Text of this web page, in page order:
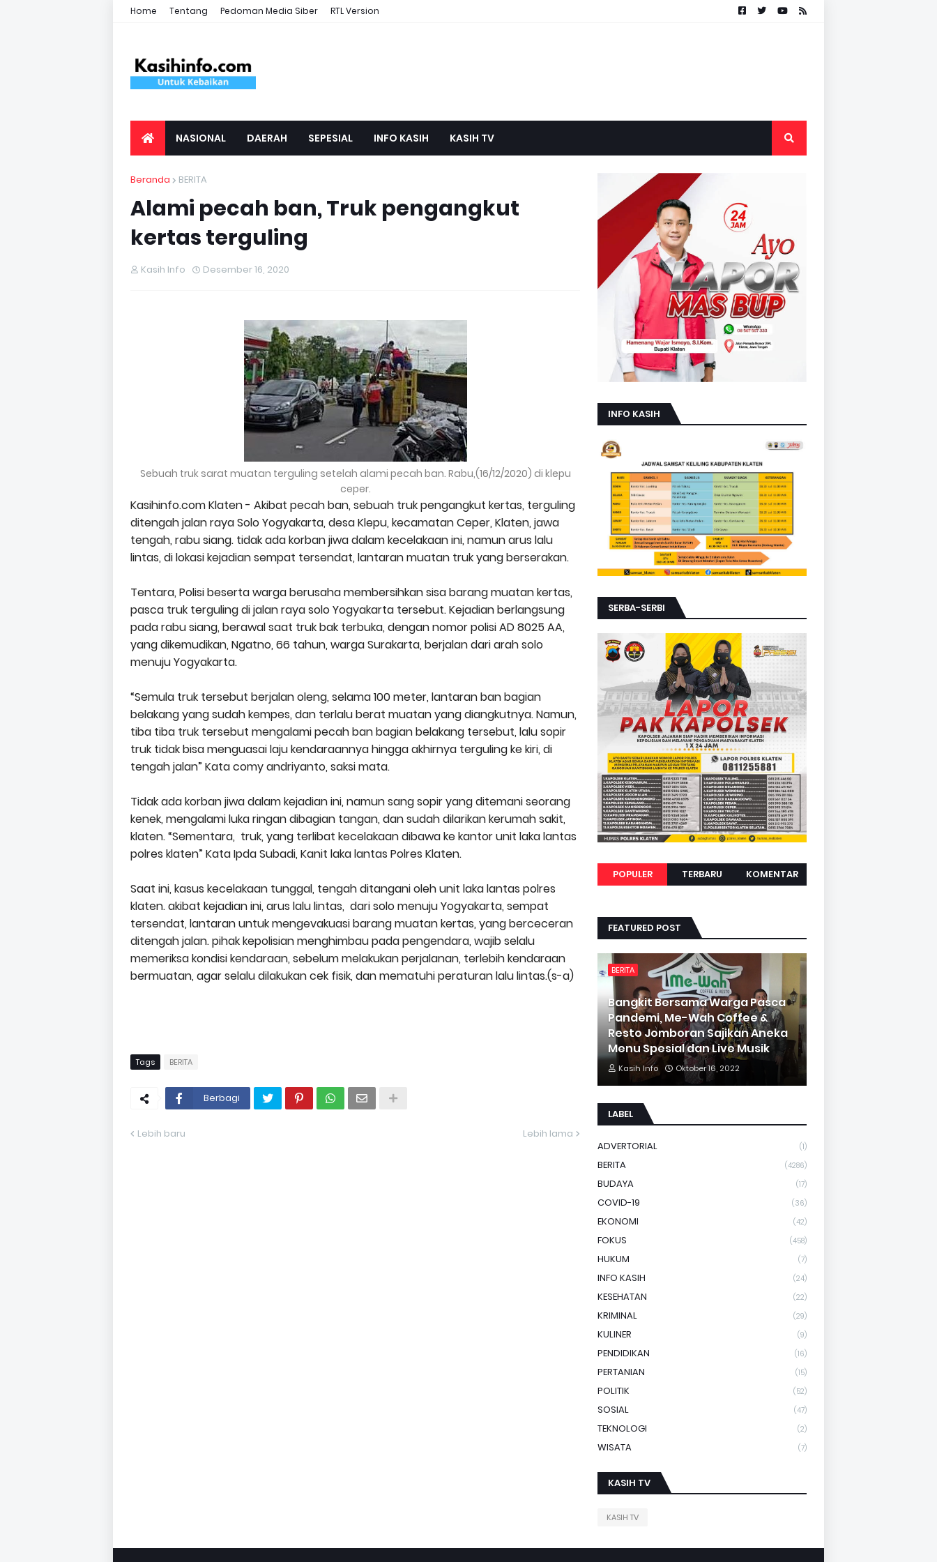
Home Tentang Pedoman Media Siber RTL Version
NASIONAL DAERAH SEPESIAL INFO KASIH KASIH TV
Beranda BERITA
Alami pecah ban, Truk pengangkut
kertas terguling
Kasih Info Desember 16, 2020
Sebuah truk sarat muatan terguling setelah alami pecah ban. Rabu,(16/12/2020) di klepu
ceper.
Kasihinfo.com Klaten - Akibat pecah ban, sebuah truk pengangkut kertas, terguling
ditengah jalan raya Solo Yogyakarta, desa Klepu, kecamatan Ceper, Klaten, jawa
tengah, rabu siang. tidak ada korban jiwa dalam kecelakaan ini, namun arus lalu
lintas, di lokasi kejadian sempat tersendat, lantaran muatan truk yang berserakan.
Tentara, Polisi beserta warga berusaha membersihkan sisa barang muatan kertas,
pasca truk terguling di jalan raya solo Yogyakarta tersebut. Kejadian berlangsung
pada rabu siang, berawal saat truk bak terbuka, dengan nomor polisi AD 8025 AA,
yang dikemudikan, Ngatno, 66 tahun, warga Surakarta, berjalan dari arah solo
menuju Yogyakarta.
“Semula truk tersebut berjalan oleng, selama 100 meter, lantaran ban bagian
belakang yang sudah kempes, dan terlalu berat muatan yang diangkutnya. Namun,
tiba tiba truk tersebut mengalami pecah ban bagian belakang tersebut, lalu sopir
truk tidak bisa menguasai laju kendaraannya hingga akhirnya terguling ke kiri, di
tengah jalan” Kata comy andriyanto, saksi mata.
Tidak ada korban jiwa dalam kejadian ini, namun sang sopir yang ditemani seorang
kenek, mengalami luka ringan dibagian tangan, dan sudah dilarikan kerumah sakit,
klaten. “Sementara, truk, yang terlibat kecelakaan dibawa ke kantor unit laka lantas
polres klaten” Kata Ipda Subadi, Kanit laka lantas Polres Klaten.
Saat ini, kasus kecelakaan tunggal, tengah ditangani oleh unit laka lantas polres
klaten. akibat kejadian ini, arus lalu lintas, dari solo menuju Yogyakarta, sempat
tersendat, lantaran untuk mengevakuasi barang muatan kertas, yang berceceran
ditengah jalan. pihak kepolisian menghimbau pada pengendara, wajib selalu
memeriksa kondisi kendaraan, sebelum melakukan perjalanan, terlebih kendaraan
bermuatan, agar selalu dilakukan cek fisik, dan mematuhi peraturan lalu lintas.(s-a)
Tags BERITA
Berbagi
Lebih baru Lebih lama
INFO KASIH
SERBA-SERBI
POPULER TERBARU KOMENTAR
FEATURED POST
BERITA
Bangkit Bersama Warga Pasca
Pandemi, Me-Wah Coffee &
Resto Jomboran Sajikan Aneka
Menu Spesial dan Live Musik
Kasih Info Oktober 16, 2022
LABEL
ADVERTORIAL (1)
BERITA (4286)
BUDAYA (17)
COVID-19 (36)
EKONOMI (42)
FOKUS (458)
HUKUM (7)
INFO KASIH (24)
KESEHATAN (22)
KRIMINAL (29)
KULINER (9)
PENDIDIKAN (16)
PERTANIAN (15)
POLITIK (52)
SOSIAL (47)
TEKNOLOGI (2)
WISATA (7)
KASIH TV
KASIH TV